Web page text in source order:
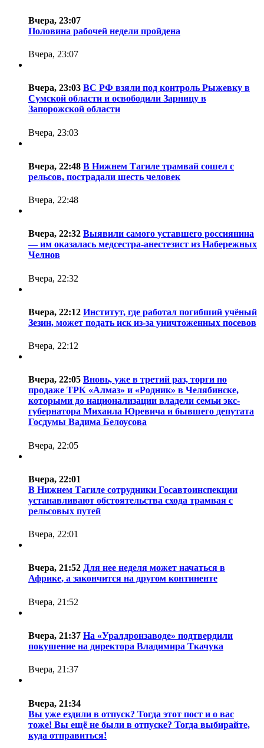
Вчера, 23:07
Половина рабочей недели пройдена
Вчера, 23:07
Вчера, 23:03 ВС РФ взяли под контроль Рыжевку в
Сумской области и освободили Зарницу в
Запорожской области
Вчера, 23:03
Вчера, 22:48 В Нижнем Тагиле трамвай сошел с
рельсов, пострадали шесть человек
Вчера, 22:48
Вчера, 22:32 Выявили самого уставшего россиянина
— им оказалась медсестра-анестезист из Набережных
Челнов
Вчера, 22:32
Вчера, 22:12 Институт, где работал погибший учёный
Зезин, может подать иск из-за уничтоженных посевов
Вчера, 22:12
Вчера, 22:05 Вновь, уже в третий раз, торги по
продаже ТРК «Алмаз» и «Родник» в Челябинске,
которыми до национализации владели семьи экс-
губернатора Михаила Юревича и бывшего депутата
Госдумы Вадима Белоусова
Вчера, 22:05
Вчера, 22:01
В Нижнем Тагиле сотрудники Госавтоинспекции
устанавливают обстоятельства схода трамвая с
рельсовых путей
Вчера, 22:01
Вчера, 21:52 Для нее неделя может начаться в
Африке, а закончится на другом континенте
Вчера, 21:52
Вчера, 21:37 На «Уралдронзаводе» подтвердили
покушение на директора Владимира Ткачука
Вчера, 21:37
Вчера, 21:34
Вы уже ездили в отпуск? Тогда этот пост и о вас
тоже! Вы ещё не были в отпуске? Тогда выбирайте,
куда отправиться!